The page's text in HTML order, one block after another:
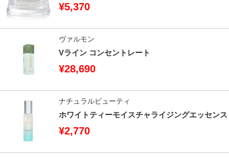
¥5,370
ヴァルモン
Vライン​ コンセントレート
¥28,690
ナチュラルビューティ
ホワイトティーモイスチャライジングエッセンス
¥2,770